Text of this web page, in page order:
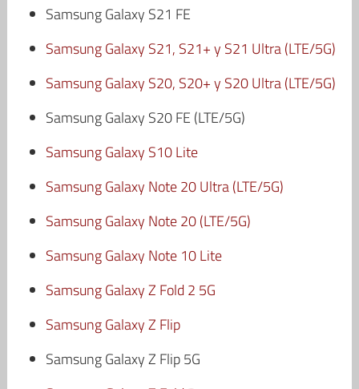
Samsung Galaxy S21 FE
Samsung Galaxy S21, S21+ y S21 Ultra (LTE/5G)
Samsung Galaxy S20, S20+ y S20 Ultra (LTE/5G)
Samsung Galaxy S20 FE (LTE/5G)
Samsung Galaxy S10 Lite
Samsung Galaxy Note 20 Ultra (LTE/5G)
Samsung Galaxy Note 20 (LTE/5G)
Samsung Galaxy Note 10 Lite
Samsung Galaxy Z Fold 2 5G
Samsung Galaxy Z Flip
Samsung Galaxy Z Flip 5G